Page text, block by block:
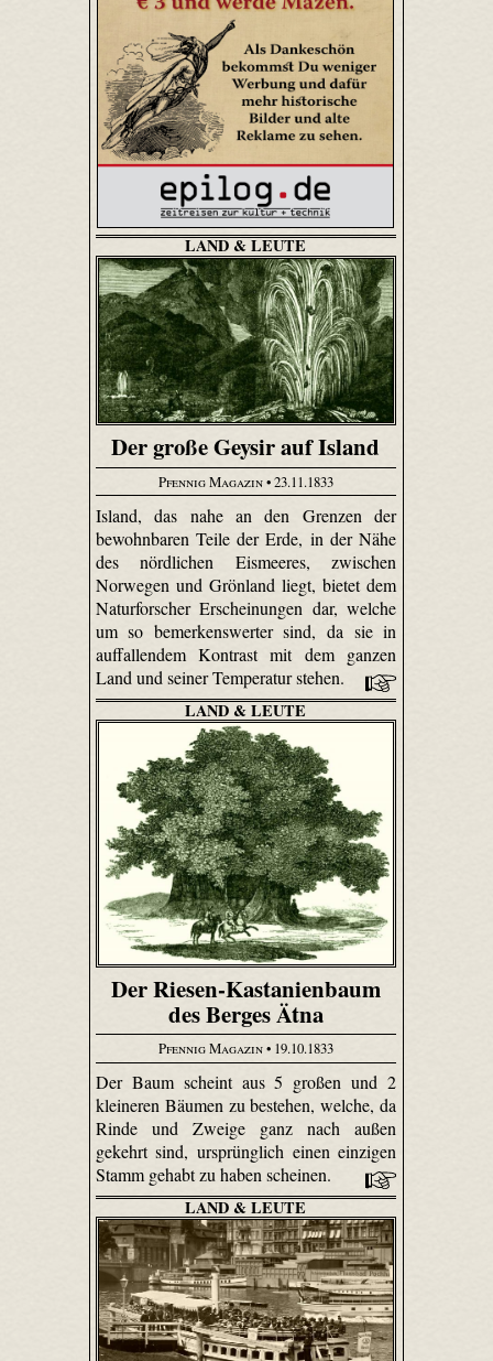
LAND & LEUTE
Der große Geysir auf Island
Pfennig Magazin• 23.11.1833
Island, das nahe an den Grenzen der
bewohnbaren Teile der Erde, in der Nähe
des nördlichen Eismeeres, zwischen
Norwegen und Grönland liegt, bietet dem
Naturforscher Erscheinungen dar, welche
um so bemerkenswerter sind, da sie in
auffallendem Kontrast mit dem ganzen
Land und seiner Temperatur stehen.
LAND & LEUTE
Der Riesen-Kastanienbaum
des Berges Ätna
Pfennig Magazin• 19.10.1833
Der Baum scheint aus 5 großen und 2
kleineren Bäumen zu bestehen, welche, da
Rinde und Zweige ganz nach außen
gekehrt sind, ursprünglich einen einzigen
Stamm gehabt zu haben scheinen.
LAND & LEUTE